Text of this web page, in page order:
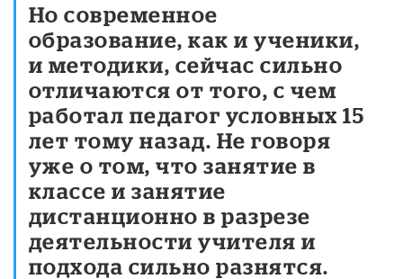
Но современное
образование, как и ученики,
и методики, сейчас сильно
отличаются от того, с чем
работал педагог условных 15
лет тому назад. Не говоря
уже о том, что занятие в
классе и занятие
дистанционно в разрезе
деятельности учителя и
подхода сильно разнятся.